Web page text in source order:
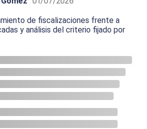
de fiscalizaciones frente a
y análisis del criterio fijado por